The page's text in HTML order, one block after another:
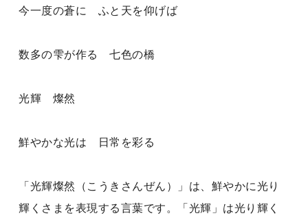
今一度の蒼に ふと天を仰げば
数多の雫が作る 七色の橋
光輝 燦然
鮮やかな光は 日常を彩る
「光輝燦然（こうきさんぜん）」は、鮮やかに光り
輝くさまを表現する言葉です。「光輝」は光り輝く